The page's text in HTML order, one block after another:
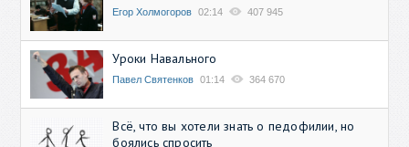
Егор Холмогоров 02:14 407 945
Уроки Навального
Павел Святенков 01:14 364 670
Всё, что вы хотели знать о педофилии, но
боялись спросить